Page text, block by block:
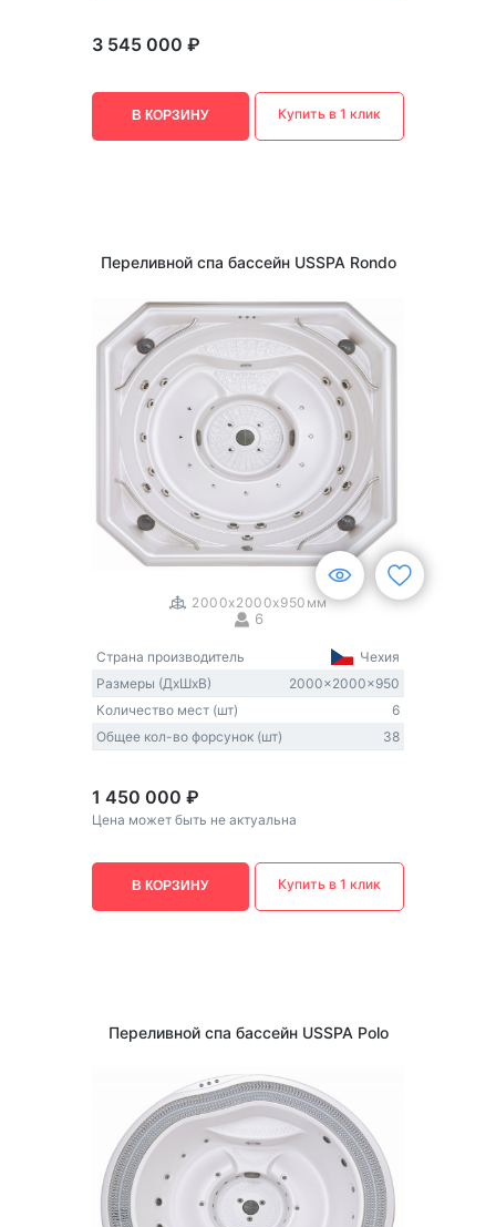
3 545 000 ₽
В КОРЗИНУ Купить в 1 клик
Переливной спа бассейн USSPA Rondo
2000x2000x950мм
6
Страна производитель
Чехия
Размеры (ДxШxВ)
2000x2000x950
Количество мест (шт)
6
Общее кол-во форсунок (шт)
38
1 450 000 ₽
Цена может быть не актуальна
В КОРЗИНУ Купить в 1 клик
Переливной спа бассейн USSPA Polo